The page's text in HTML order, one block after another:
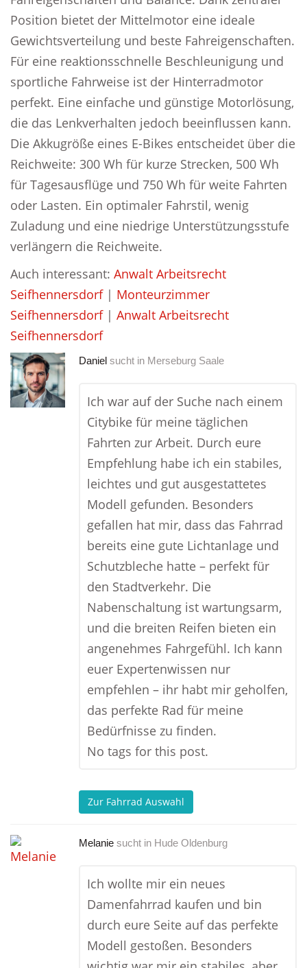
Position bietet der Mittelmotor eine ideale
Gewichtsverteilung und beste Fahreigenschaften.
Für eine reaktionsschnelle Beschleunigung und
sportliche Fahrweise ist der Hinterradmotor
perfekt. Eine einfache und günstige Motorlösung,
die das Lenkverhalten jedoch beeinflussen kann.
Die Akkugröße eines E-Bikes entscheidet über die
Reichweite: 300 Wh für kurze Strecken, 500 Wh
für Tagesausflüge und 750 Wh für weite Fahrten
oder Lasten. Ein optimaler Fahrstil, wenig
Zuladung und eine niedrige Unterstützungsstufe
verlängern die Reichweite.
Auch interessant: Anwalt Arbeitsrecht
Seifhennersdorf| Monteurzimmer
Seifhennersdorf| Anwalt Arbeitsrecht
Seifhennersdorf
Daniel sucht in Merseburg Saale
Ich war auf der Suche nach einem
Citybike für meine täglichen
Fahrten zur Arbeit. Durch eure
Empfehlung habe ich ein stabiles,
leichtes und gut ausgestattetes
Modell gefunden. Besonders
gefallen hat mir, dass das Fahrrad
bereits eine gute Lichtanlage und
Schutzbleche hatte – perfekt für
den Stadtverkehr. Die
Nabenschaltung ist wartungsarm,
und die breiten Reifen bieten ein
angenehmes Fahrgefühl. Ich kann
euer Expertenwissen nur
empfehlen – ihr habt mir geholfen,
das perfekte Rad für meine
Bedürfnisse zu finden.
No tags for this post.
Zur Fahrrad Auswahl
Melanie sucht in Hude Oldenburg
Ich wollte mir ein neues
Damenfahrrad kaufen und bin
durch eure Seite auf das perfekte
Modell gestoßen. Besonders